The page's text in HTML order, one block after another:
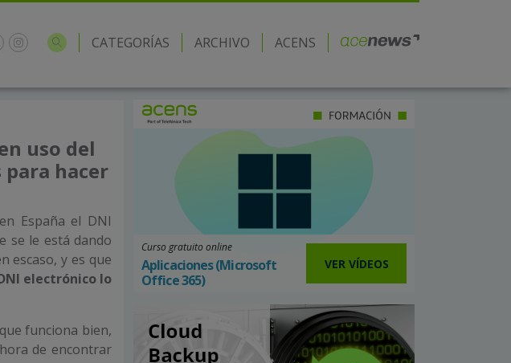
CATEGORÍAS ARCHIVO ACENS
uso del
para hacer
España el DNI
se le está dando
escaso, y es que
electrónico lo
funciona bien,
de encontrar
Curso gratuito online
Aplicaciones (Microsoft
Office 365)
VER VÍDEOS